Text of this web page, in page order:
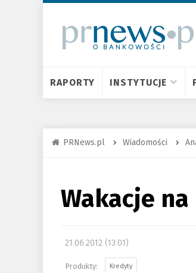
RAPORTY INSTYTUCJE
PRNews.pl Wiadomości
Wakacje
21.06.2012 (13:01)
Kredyty